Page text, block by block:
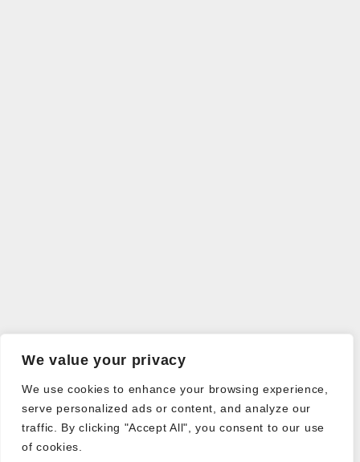
We value your privacy
We use cookies to enhance your browsing experience,
serve personalized ads or content, and analyze our
traffic. By clicking "Accept All", you consent to our use
of cookies.